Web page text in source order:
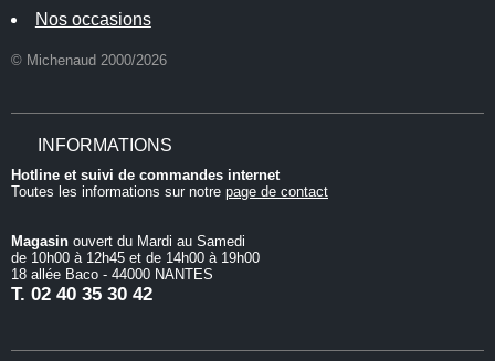
Nos occasions
© Michenaud 2000/2026
INFORMATIONS
Hotline et suivi de commandes internet
Toutes les informations sur notre page de contact
Magasin ouvert du Mardi au Samedi
de 10h00 à 12h45 et de 14h00 à 19h00
18 allée Baco - 44000 NANTES
T. 02 40 35 30 42